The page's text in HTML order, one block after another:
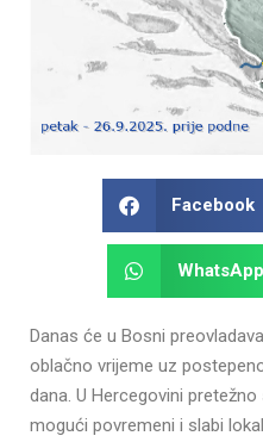
Facebook
WhatsApp
Danas će u Bosni
oblačno vrijeme uz
dana. U Hercegovini
mogući povremeni i slabi